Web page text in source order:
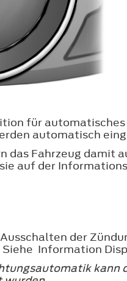
für
automatisch
das Fahrzeug
auf der
der
Information
kann